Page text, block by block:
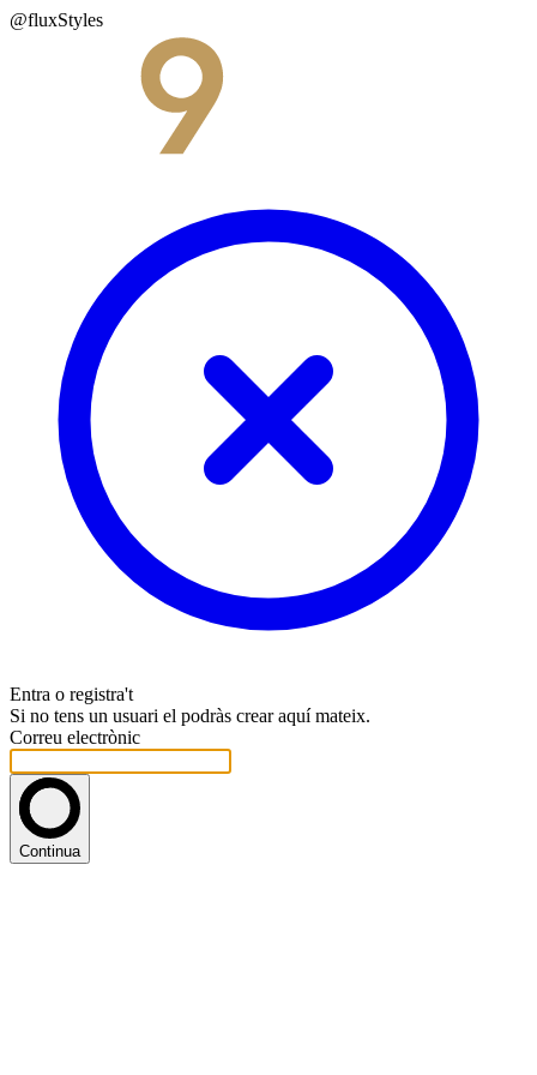
@fluxStyles
Entra o registra't
Si no tens un usuari el podràs crear aquí mateix.
Correu electrònic
Continua